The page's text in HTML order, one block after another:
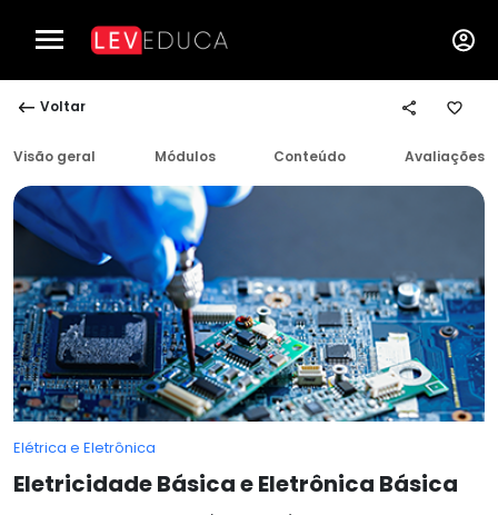
Voltar
Visão geral Módulos Conteúdo Avaliações
Elétrica e Eletrônica
Eletricidade Básica e Eletrônica Básica